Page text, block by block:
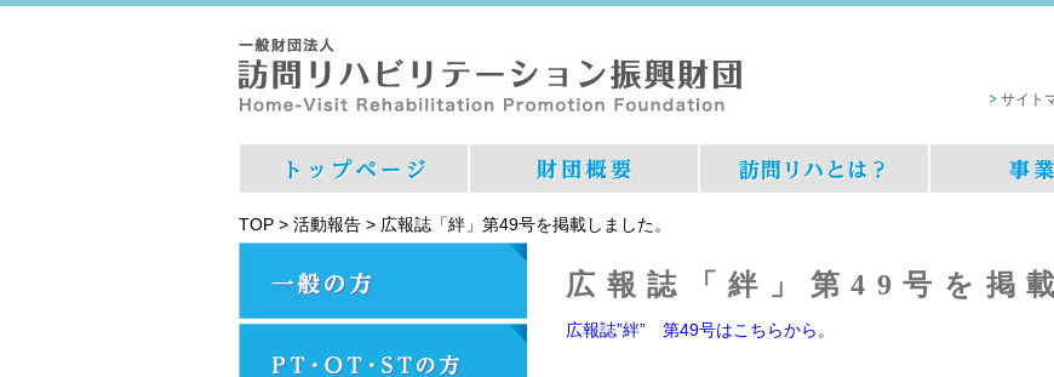
サイト
TOP > 活動報告 > 広報誌「絆」第49号を掲載しました。
広報誌「絆」第49号を掲
広報誌”絆” 第49号はこちらから。